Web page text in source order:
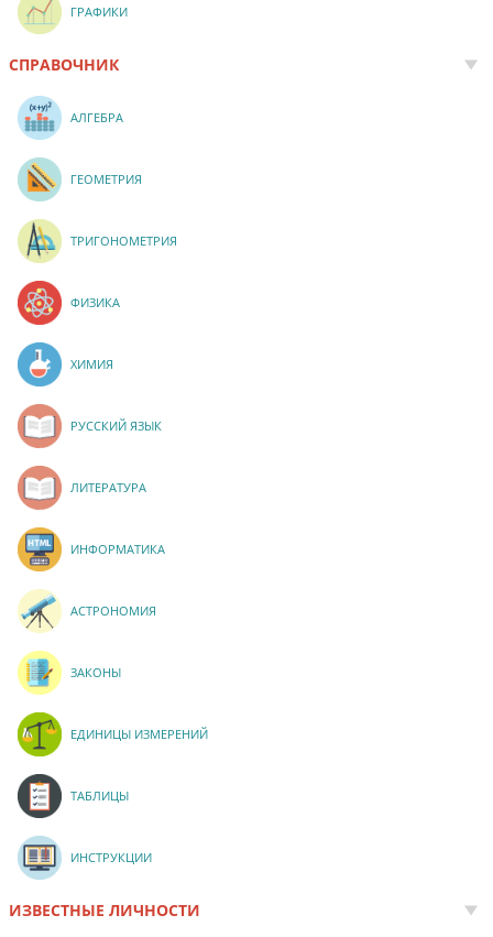
ГРАФИКИ
СПРАВОЧНИК
АЛГЕБРА
ГЕОМЕТРИЯ
ТРИГОНОМЕТРИЯ
ФИЗИКА
ХИМИЯ
РУССКИЙ ЯЗЫК
ЛИТЕРАТУРА
ИНФОРМАТИКА
АСТРОНОМИЯ
ЗАКОНЫ
ЕДИНИЦЫ ИЗМЕРЕНИЙ
ТАБЛИЦЫ
ИНСТРУКЦИИ
ИЗВЕСТНЫЕ ЛИЧНОСТИ